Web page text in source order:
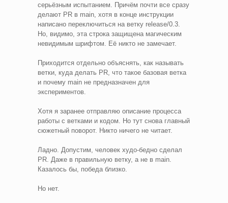
серьёзным испытанием. Причём почти все сразу
делают PR в main, хотя в конце инструкции
написано переключиться на ветку release/0.3.
Но, видимо, эта строка защищена магическим
невидимым шрифтом. Её никто не замечает.
Приходится отдельно объяснять, как называть
ветки, куда делать PR, что такое базовая ветка
и почему main не предназначен для
экспериментов.
Хотя я заранее отправляю описание процесса
работы с ветками и кодом. Но тут снова главный
сюжетный поворот. Никто ничего не читает.
Ладно. Допустим, человек худо-бедно сделал
PR. Даже в правильную ветку, а не в main.
Казалось бы, победа близко.
Но нет.